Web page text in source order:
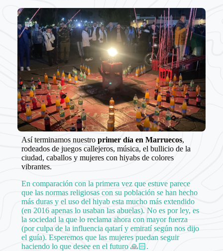
Así terminamos nuestro primer día en Marruecos,
rodeados de juegos callejeros, música, el bullicio de la
ciudad, caballos y mujeres con hiyabs de colores
vibrantes.
En comparación con la primera vez que estuve parece
que las normas religiosas con su población se han hecho
más duras y el uso del hiyab esta mucho más extendido
(en 2016 apenas lo usaban las abuelas). No es por ley, es
la sociedad la que lo reclama ahora con mayor fuerza
(por culpa de la influencia qatarí y emiratí según nos dijo
el guía). Esperemos que las mujeres puedan seguir
haciendo lo que desee en el futuro 🙏🏻.